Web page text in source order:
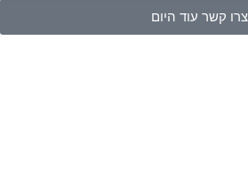
צרו קשר עוד היום